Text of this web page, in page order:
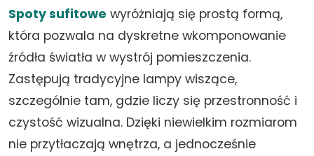
Spoty sufitowe wyróżniają się prostą formą,
która pozwala na dyskretne wkomponowanie
źródła światła w wystrój pomieszczenia.
Zastępują tradycyjne lampy wiszące,
szczególnie tam, gdzie liczy się przestronność i
czystość wizualna. Dzięki niewielkim rozmiarom
nie przytłaczają wnętrza, a jednocześnie